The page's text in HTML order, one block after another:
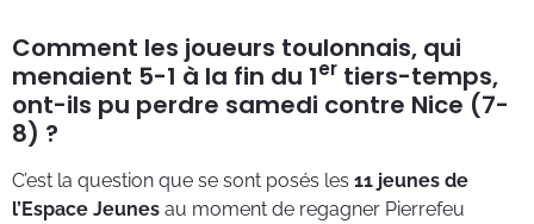
Comment les joueurs toulonnais, qui
menaient 5-1 à la fin du 1er tiers-temps,
ont-ils pu perdre samedi contre Nice (7-
8) ?
C’est la question que se sont posés les 11 jeunes de
l’Espace Jeunes au moment de regagner Pierrefeu